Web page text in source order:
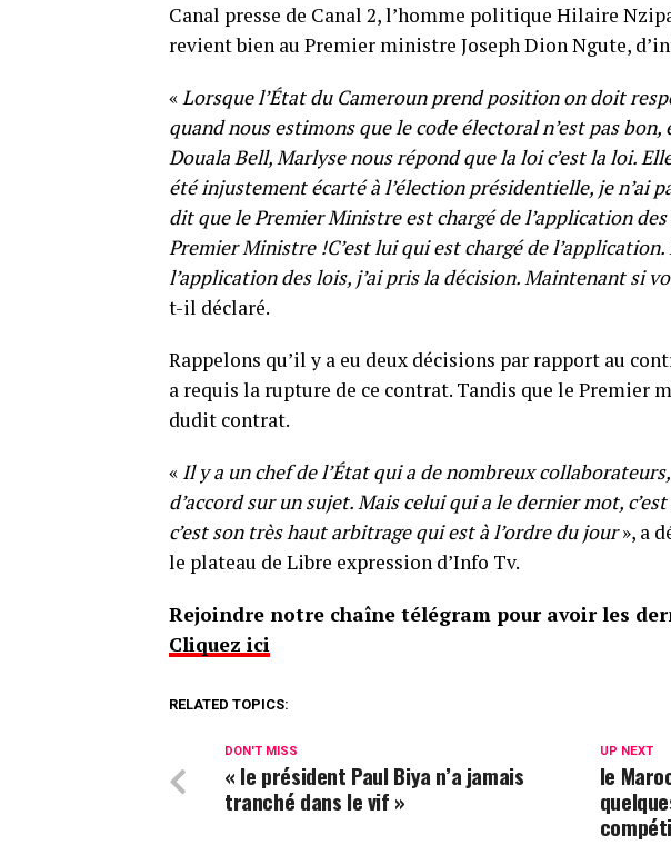
Canal presse de Canal 2, l’homme politique Hilaire
revient bien au Premier ministre Joseph Dion Ngute,
«Lorsque l’État du Cameroun prend position on doit
quand nous estimons que le code électoral n’est pas
Douala Bell, Marlyse nous répond que la loi c’est la loi.
été injustement écarté à l’élection présidentielle, je n’ai
dit que le Premier Ministre est chargé de l’application
Premier Ministre !C’est lui qui est chargé de
l’application des lois, j’ai pris la décision. Maintenant si
t-il déclaré.
Rappelons qu’il y a eu deux décisions par rapport au
a requis la rupture de ce contrat. Tandis que le Premier
dudit contrat.
« Il y a un chef de l’État qui a de nombreux
d’accord sur un sujet. Mais celui qui a le dernier mot,
c’est son très haut arbitrage qui est à l’ordre du jour», a
le plateau de Libre expression d’Info Tv.
Rejoindre notre chaîne télégram pour avoir les
Cliquez ici
RELATED TOPICS:
UP NEXT
le
DON'T MISS
« le président Paul Biya n’a jamais
tranché dans le vif »